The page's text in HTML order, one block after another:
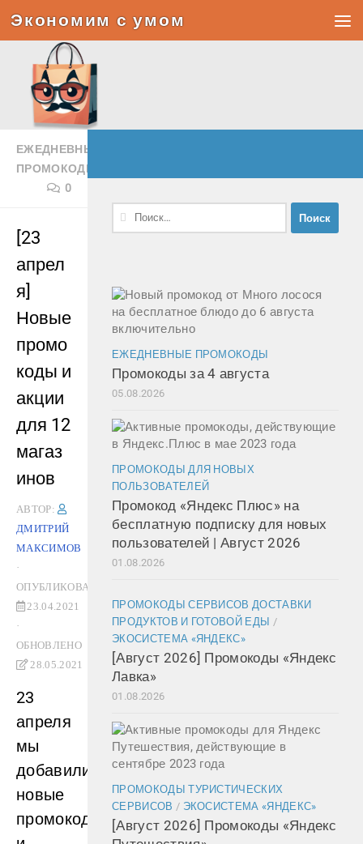
Под записью
Экономим с умом
ЕЖЕДНЕВНЫЕ
ПРОМОКОДЫ
0
[23
апрел
я]
Новые
промо
коды и
акции
для 12
магаз
инов
АВТОР:
ДМИТРИЙ
МАКСИМОВ
·
ОПУБЛИКОВАНО
23.04.2021
·
ОБНОВЛЕНО
28.05.2021
23
апреля
мы
добавили
новые
промокоды
Найти:
ЕЖЕДНЕВНЫЕ ПРОМОКОДЫ
Промокоды за 4 августа
05.08.2026
ПРОМОКОДЫ ДЛЯ НОВЫХ
ПОЛЬЗОВАТЕЛЕЙ
Промокод «Яндекс Плюс» на
бесплатную подписку для новых
пользователей | Август 2026
01.08.2026
ПРОМОКОДЫ СЕРВИСОВ ДОСТАВКИ
ПРОДУКТОВ И ГОТОВОЙ ЕДЫ /
ЭКОСИСТЕМА «ЯНДЕКС»
[Август 2026] Промокоды «Яндекс
Лавка»
01.08.2026
ПРОМОКОДЫ ТУРИСТИЧЕСКИХ
СЕРВИСОВ / ЭКОСИСТЕМА «ЯНДЕКС»
[Август 2026] Промокоды «Яндекс